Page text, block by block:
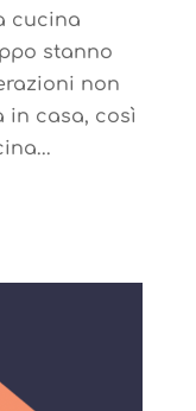
cucina
stanno
non
in casa, così